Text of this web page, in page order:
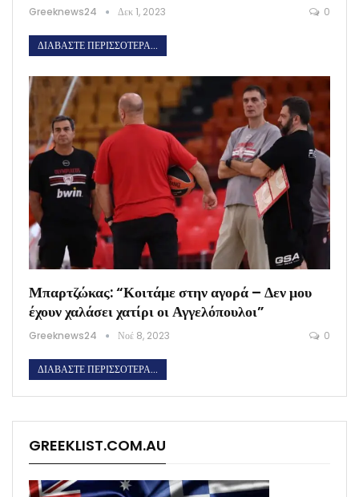
Greeknews24 Δεκ 1, 2023 0
ΔΙΑΒΆΣΤΕ ΠΕΡΙΣΣΌΤΕΡΑ...
Μπαρτζώκας: “Κοιτάμε στην αγορά – Δεν μου
έχουν χαλάσει χατίρι οι Αγγελόπουλοι”
Greeknews24 Νοέ 8, 2023 0
ΔΙΑΒΆΣΤΕ ΠΕΡΙΣΣΌΤΕΡΑ...
GREEKLIST.COM.AU